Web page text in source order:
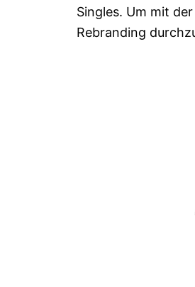
Singles. Um mit
Rebranding